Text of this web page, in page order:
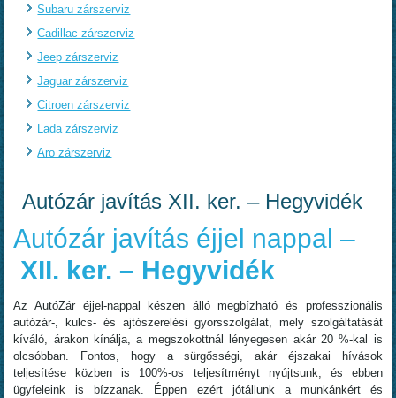
Subaru zárszerviz
Cadillac zárszerviz
Jeep zárszerviz
Jaguar zárszerviz
Citroen zárszerviz
Lada zárszerviz
Aro zárszerviz
Autózár javítás XII. ker. – Hegyvidék
Autózár javítás éjjel nappal –
XII. ker. – Hegyvidék
Az AutóZár éjjel-nappal készen álló megbízható és professzionális
autózár-, kulcs- és ajtószerelési gyorsszolgálat, mely szolgáltatását
kíváló, árakon kínálja, a megszokottnál lényegesen akár 20 %-kal is
olcsóbban. Fontos, hogy a sürgősségi, akár éjszakai hívások
teljesítése közben is 100%-os teljesítményt nyújtsunk, és ebben
ügyfeleink is bízzanak. Éppen ezért jótállunk a munkánkért és